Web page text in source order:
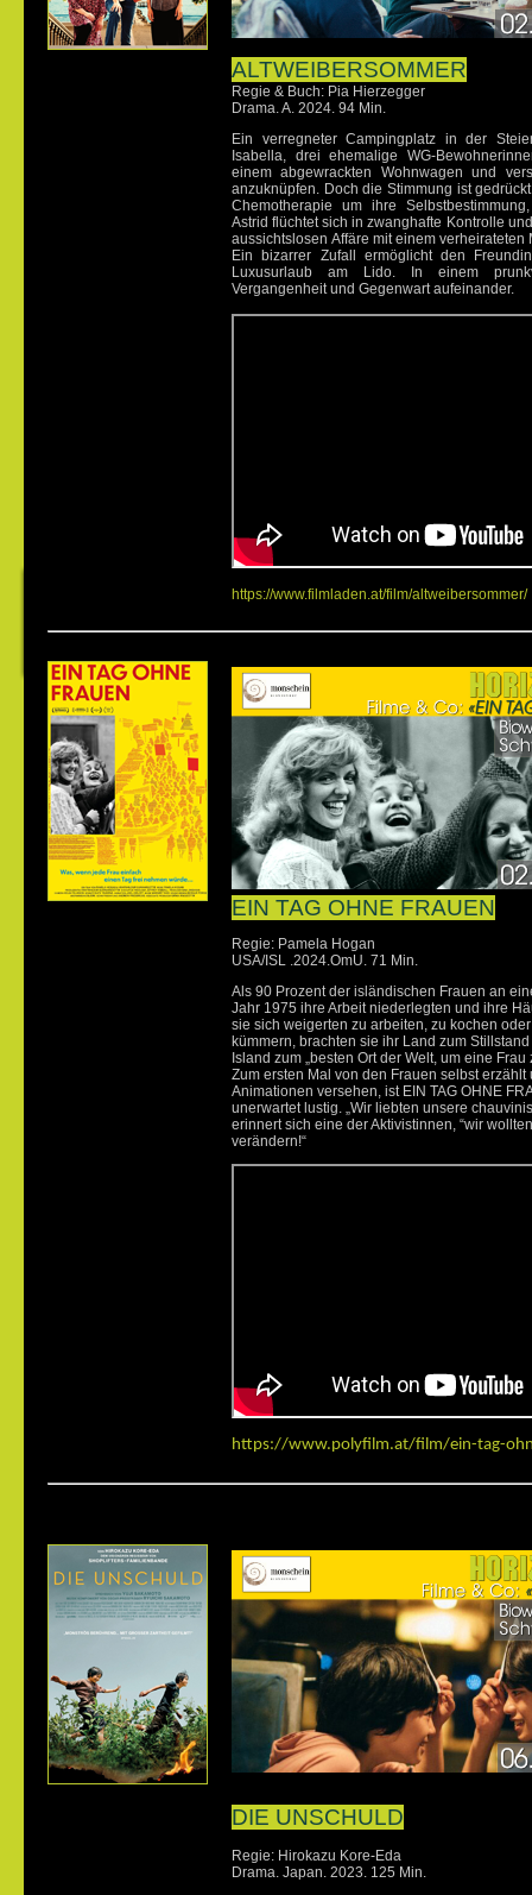
ALTWEIBERSOMMER
Regie & Buch: Pia Hierzegger
Drama. A. 2024. 94 Min.
Ein verregneter Campingplatz in der
Isabella, drei ehemalige WG-
einem abgewrackten Wohnwagen und
anzuknüpfen. Doch die Stimmung ist
Chemotherapie um ihre
Astrid flüchtet sich in zwanghafte Kontrolle
aussichtslosen Affäre mit einem verheirateten
Ein bizarrer Zufall ermöglicht den
Luxusurlaub am Lido. In einem
Vergangenheit und Gegenwart aufeinander.
https://www.filmladen.at/film/altweibersommer/
EIN TAG OHNE FRAUEN
Regie: Pamela Hogan
USA/ISL .2024.OmU. 71 Min.
Als 90 Prozent der isländischen Frauen an
Jahr 1975 ihre Arbeit niederlegten und ihre
sie sich weigerten zu arbeiten, zu kochen
kümmern, brachten sie ihr Land zum
Island zum „besten Ort der Welt, um eine Frau
Zum ersten Mal von den Frauen selbst
Animationen versehen, ist EIN TAG OHNE
unerwartet lustig. „Wir liebten unsere
erinnert sich eine der Aktivistinnen, “wir
verändern!“
https://www.polyfilm.at/film/ein-tag-
DIE UNSCHULD
Regie: Hirokazu Kore-Eda
Drama. Japan. 2023. 125 Min.